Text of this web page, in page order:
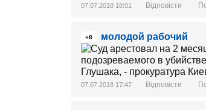
07.07.2018 18:01 Відповісти
+8 молодой рабочий
07.07.2018 17:47 Відповісти